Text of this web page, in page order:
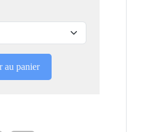
au panier